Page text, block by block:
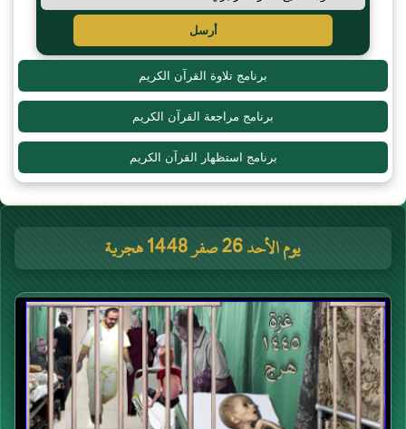
أرسل
برنامج تلاوة القرآن الكريم
برنامج مراجعة القرآن الكريم
برنامج استظهار القرآن الكريم
يوم الأحد 26 صفر 1448 هجرية